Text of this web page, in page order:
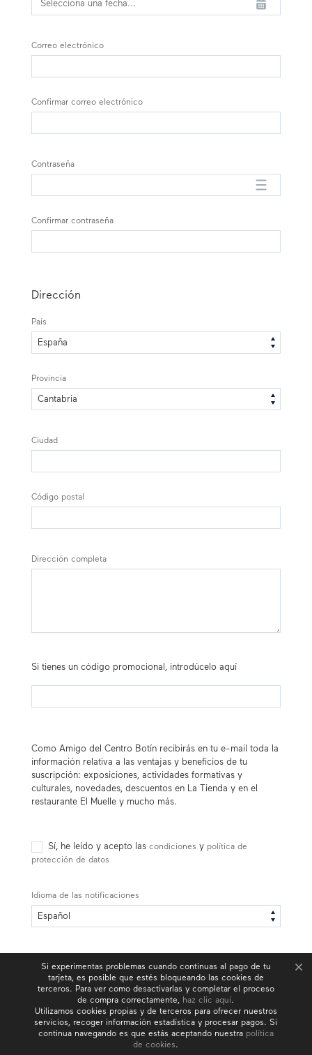
Correo electrónico
Confirmar correo electrónico
Contraseña
Confirmar contraseña
Dirección
País
Provincia
Ciudad
Código postal
Dirección completa
Si tienes un código promocional, introdúcelo aquí
Como Amigo del Centro Botín recibirás en tu e-mail toda la
información relativa a las ventajas y beneficios de tu
suscripción: exposiciones, actividades formativas y
culturales, novedades, descuentos en La Tienda y en el
restaurante El Muelle y mucho más.
Sí, he leído y acepto las condiciones y política de
protección de datos
Idioma de las notificaciones
CONTINUAR
Si experimentas problemas cuando continuas al pago de tu
tarjeta, es posible que estés bloqueando las cookies de
terceros. Para ver como desactivarlas y completar el proceso
de compra correctamente, haz clic aquí.
Utilizamos cookies propias y de terceros para ofrecer nuestros
servicios, recoger información estadística y procesar pagos. Si
continua navegando es que estás aceptando nuestra política
de cookies.